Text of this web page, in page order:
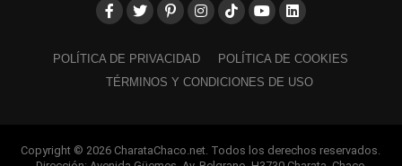
POLÍTICA DE PRIVACIDAD
POLÍTICA DE COOKIES
TÉRMINOS Y CONDICIONES DE USO
Copyright © 2026 CharataChaco.net. Todos los derechos reservados.